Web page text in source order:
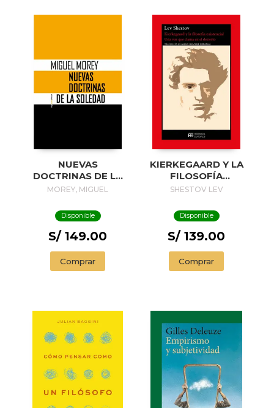
NUEVAS
DOCTRINAS DE LA
SOLEDAD
MOREY, MIGUEL
Disponible
S/ 149.00
Comprar
KIERKEGAARD Y LA
FILOSOFÍA
EXISTENCIAL
SHESTOV LEV
Disponible
S/ 139.00
Comprar